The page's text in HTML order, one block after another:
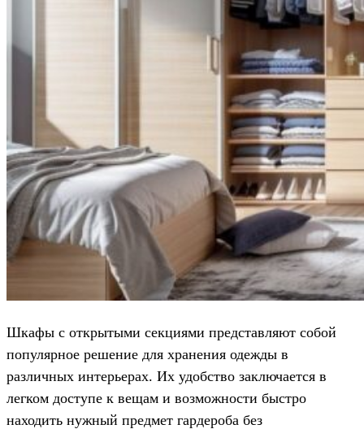
Шкафы с открытыми секциями представляют собой
популярное решение для хранения одежды в
различных интерьерах. Их удобство заключается в
легком доступе к вещам и возможности быстро
находить нужный предмет гардероба без